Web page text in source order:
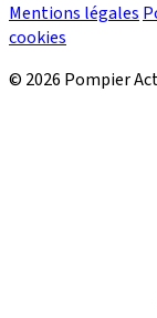
Mentions légales
cookies
© 2026 Pompier